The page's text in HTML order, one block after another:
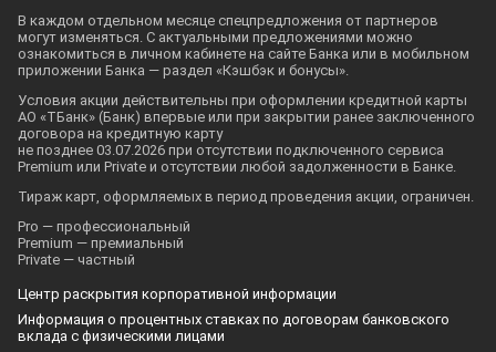
В каждом отдельном месяце спецпредложения от партнеров
могут изменяться. С актуальными предложениями можно
ознакомиться в личном кабинете на сайте Банка или в мобильном
приложении Банка — раздел «Кэшбэк и бонусы».
Условия акции действительны при оформлении кредитной карты
АО «ТБанк» (Банк) впервые или при закрытии ранее заключенного
договора на кредитную карту
не позднее 03.07.2026 при отсутствии подключенного сервиса
Premium или Private и отсутствии любой задолженности в Банке.
Тираж карт, оформляемых в период проведения акции, ограничен.
Pro — профессиональный
Premium — премиальный
Private — частный
Центр раскрытия корпоративной информации
Информация о процентных ставках по договорам банковского
вклада с физическими лицами